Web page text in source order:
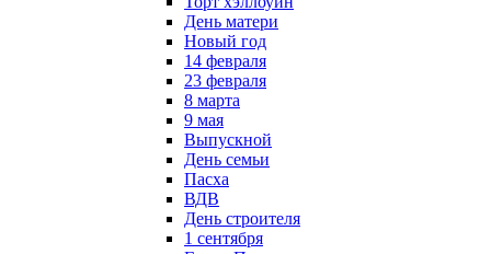
День матери
Новый год
14 февраля
23 февраля
8 марта
9 мая
Выпускной
День семьи
Пасха
ВДВ
День строителя
1 сентября